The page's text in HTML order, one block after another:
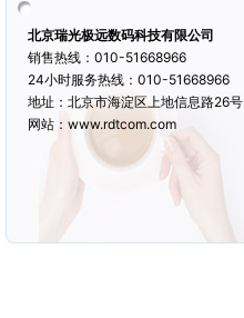
北京瑞光极远数码科技有限公司
销售热线：010-51668966
24小时服务热线：010-51668966
地址：北京市海淀区上地信息路26号
网站：www.rdtcom.com